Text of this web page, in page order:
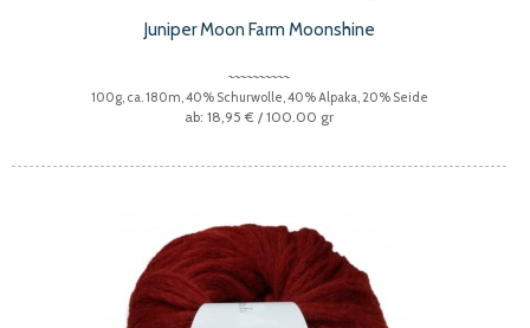
Juniper Moon Farm Moonshine
100g, ca. 180m, 40% Schurwolle, 40% Alpaka, 20% Seide
18,95 € / 100.00 gr